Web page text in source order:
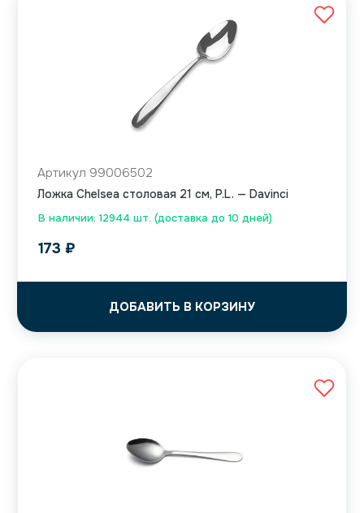
В наличии: 12944 шт. (доставка до 10 дней)
Артикул 99006502
Ложка Chelsea столовая 21 см, P.L. — Davinci
173 ₽
ДОБАВИТЬ В КОРЗИНУ